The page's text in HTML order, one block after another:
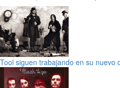
Tool siguen trabajando en su nuevo